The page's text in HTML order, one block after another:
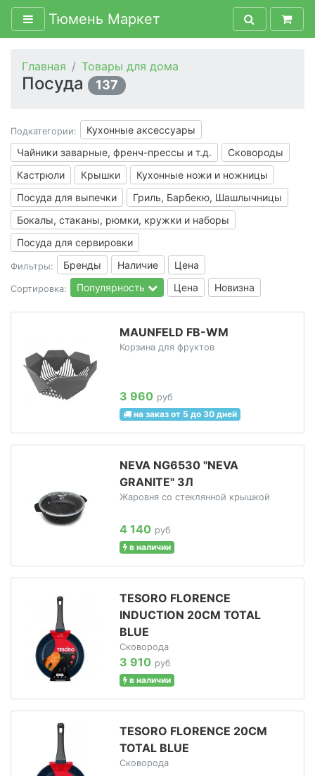
Тюмень Маркет
Главная Товары для дома
Посуда 137
Подкатегории:
Кухонные аксессуары
Чайники заварные, френч-прессы и т.д.
Сковороды
Кастрюли
Крышки
Кухонные ножи и ножницы
Посуда для выпечки
Гриль, Барбекю, Шашлычницы
Бокалы, стаканы, рюмки, кружки и наборы
Посуда для сервировки
Фильтры: Бренды Наличие Цена
Сортировка: Популярность Цена Новизна
MAUNFELD FB-WM
Корзина для фруктов
3 960 руб
на заказ от 5 до 30 дней
NEVA NG6530 "NEVA
GRANITE" 3Л
Жаровня со стеклянной крышкой
4 140 руб
в наличии
TESORO FLORENCE
INDUCTION 20СМ TOTAL
BLUE
Сковорода
3 910 руб
в наличии
TESORO FLORENCE 20СМ
TOTAL BLUE
Сковорода